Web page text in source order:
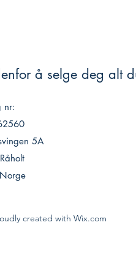
å selge deg alt
nr:
5A
created with Wix.com